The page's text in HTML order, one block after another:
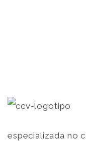
especializada no